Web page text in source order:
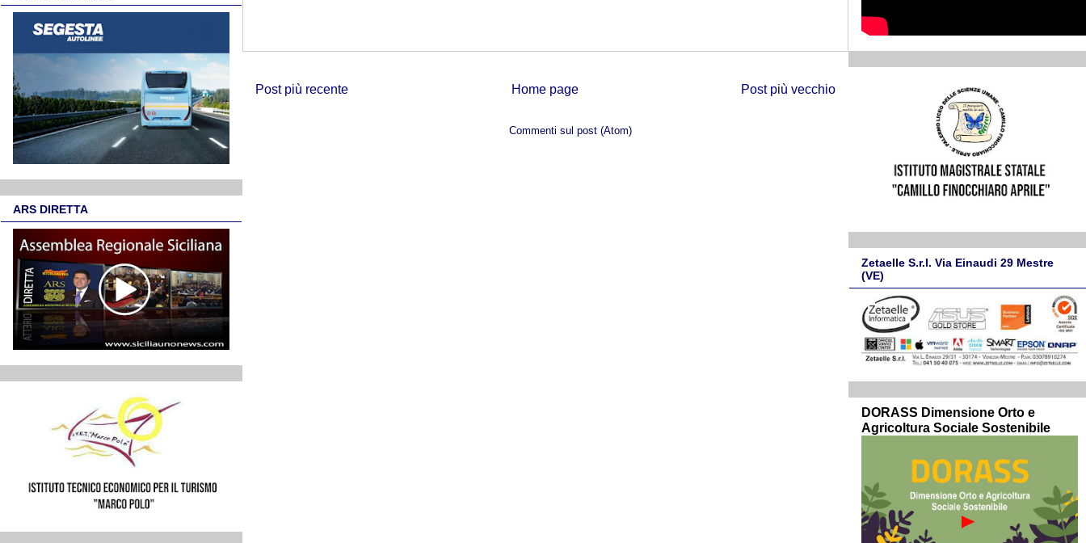
Post più recente Post più vecchio
Home page
Commenti sul post (Atom)
ARS DIRETTA
Zetaelle S.r.l. Via Einaudi 29 Mestre
(VE)
DORASS Dimensione Orto e
Agricoltura Sociale Sostenibile